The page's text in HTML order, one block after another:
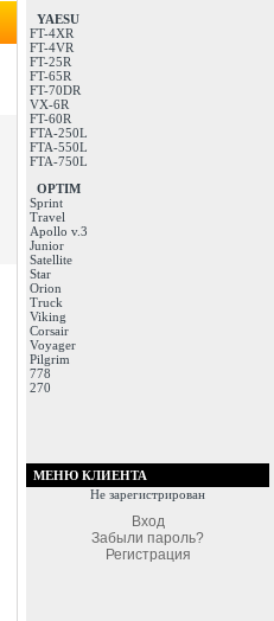
YAESU
FT-4XR
FT-4VR
FT-25R
FT-65R
FT-70DR
VX-6R
FT-60R
FTA-250L
FTA-550L
FTA-750L
OPTIM
Sprint
Travel
Apollo v.3
Junior
Satellite
Star
Orion
Truck
Viking
Corsair
Voyager
Pilgrim
778
270
МЕНЮ КЛИЕНТА
Не зарегистрирован
Вход
Забыли пароль?
Регистрация